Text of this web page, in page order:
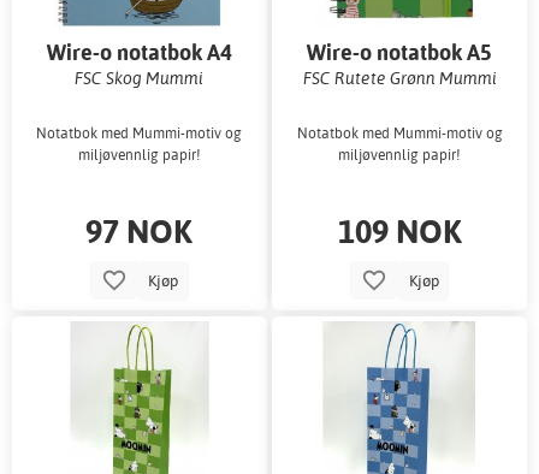
Wire-o notatbok A4
FSC Skog Mummi
Notatbok med Mummi-motiv og
miljøvennlig papir!
97 NOK
Kjøp
Wire-o notatbok A5
FSC Rutete Grønn Mummi
Notatbok med Mummi-motiv og
miljøvennlig papir!
109 NOK
Kjøp